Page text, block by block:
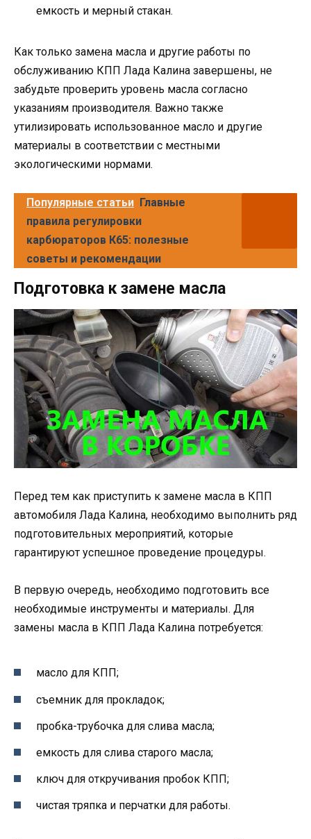
емкость и мерный стакан.
Как только замена масла и другие работы по
обслуживанию КПП Лада Калина завершены, не
забудьте проверить уровень масла согласно
указаниям производителя. Важно также
утилизировать использованное масло и другие
материалы в соответствии с местными
экологическими нормами.
Популярные статьи Главные
правила регулировки
карбюраторов К65: полезные
советы и рекомендации
Подготовка к замене масла
Перед тем как приступить к замене масла в КПП
автомобиля Лада Калина, необходимо выполнить ряд
подготовительных мероприятий, которые
гарантируют успешное проведение процедуры.
В первую очередь, необходимо подготовить все
необходимые инструменты и материалы. Для
замены масла в КПП Лада Калина потребуется:
масло для КПП;
съемник для прокладок;
пробка-трубочка для слива масла;
емкость для слива старого масла;
ключ для откручивания пробок КПП;
чистая тряпка и перчатки для работы.